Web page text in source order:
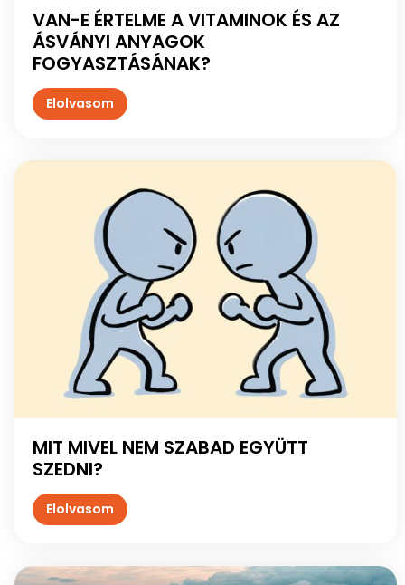
VAN-E ÉRTELME A VITAMINOK ÉS AZ
ÁSVÁNYI ANYAGOK
FOGYASZTÁSÁNAK?
MIT MIVEL NEM SZABAD EGYÜTT
SZEDNI?